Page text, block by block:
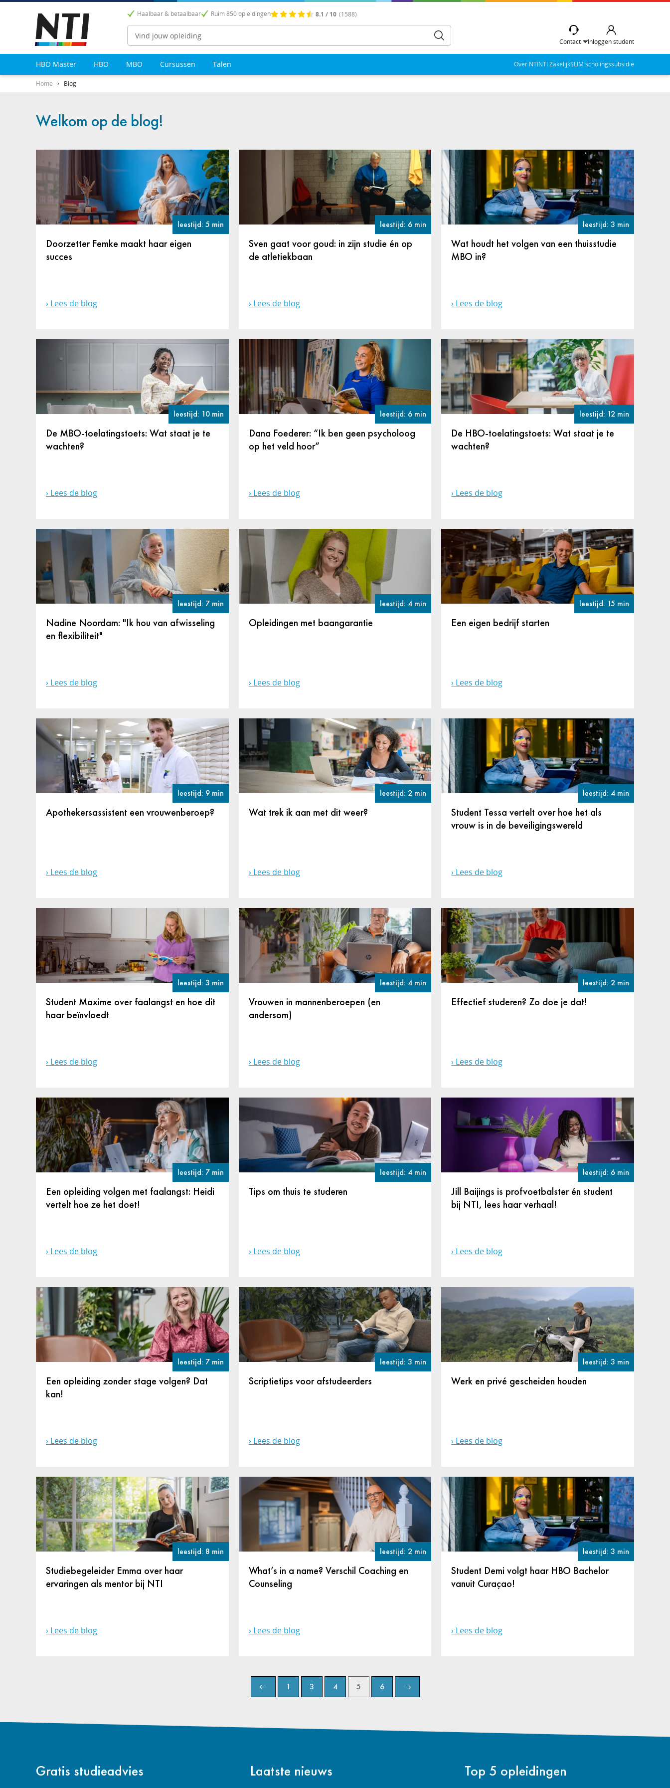
Haalbaar & betaalbaar Ruim 850 opleidingen 8.1 / 10 (1588)
Zoeken
Contact Inloggen student
HBO Master HBO MBO Cursussen Talen Over NTINTI ZakelijkSLIM scholingssubsidie
Home Blog
Welkom op de blog!
leestijd: 5 min
Doorzetter Femke maakt haar eigen
succes
Lees de blog
leestijd: 6 min
Sven gaat voor goud: in zijn studie én op
de atletiekbaan
Lees de blog
leestijd: 3 min
Wat houdt het volgen van een thuisstudie
MBO in?
Lees de blog
leestijd: 10 min
De MBO-toelatingstoets: Wat staat je te
wachten?
Lees de blog
leestijd: 6 min
Dana Foederer: “Ik ben geen psycholoog
op het veld hoor”
Lees de blog
leestijd: 12 min
De HBO-toelatingstoets: Wat staat je te
wachten?
Lees de blog
leestijd: 7 min
Nadine Noordam: "Ik hou van afwisseling
en flexibiliteit"
Lees de blog
leestijd: 4 min
Opleidingen met baangarantie
Lees de blog
leestijd: 15 min
Een eigen bedrijf starten
Lees de blog
leestijd: 9 min
Apothekersassistent een vrouwenberoep?
Lees de blog
leestijd: 2 min
Wat trek ik aan met dit weer?
Lees de blog
leestijd: 4 min
Student Tessa vertelt over hoe het als
vrouw is in de beveiligingswereld
Lees de blog
leestijd: 3 min
Student Maxime over faalangst en hoe dit
haar beïnvloedt
Lees de blog
leestijd: 4 min
Vrouwen in mannenberoepen (en
andersom)
Lees de blog
leestijd: 2 min
Effectief studeren? Zo doe je dat!
Lees de blog
leestijd: 7 min
Een opleiding volgen met faalangst: Heidi
vertelt hoe ze het doet!
Lees de blog
leestijd: 4 min
Tips om thuis te studeren
Lees de blog
leestijd: 6 min
Jill Baijings is profvoetbalster én student
bij NTI, lees haar verhaal!
Lees de blog
leestijd: 7 min
Een opleiding zonder stage volgen? Dat
kan!
Lees de blog
leestijd: 3 min
Scriptietips voor afstudeerders
Lees de blog
leestijd: 3 min
Werk en privé gescheiden houden
Lees de blog
leestijd: 8 min
Studiebegeleider Emma over haar
ervaringen als mentor bij NTI
Lees de blog
leestijd: 2 min
What’s in a name? Verschil Coaching en
Counseling
Lees de blog
leestijd: 3 min
Student Demi volgt haar HBO Bachelor
vanuit Curaçao!
Lees de blog
← 1 3 4 5 6 →
Gratis studieadvies Laatste nieuws Top 5 opleidingen